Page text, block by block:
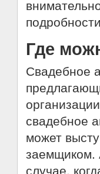
Где
Свадебное
свадебное
может
заемщиком.
случае,